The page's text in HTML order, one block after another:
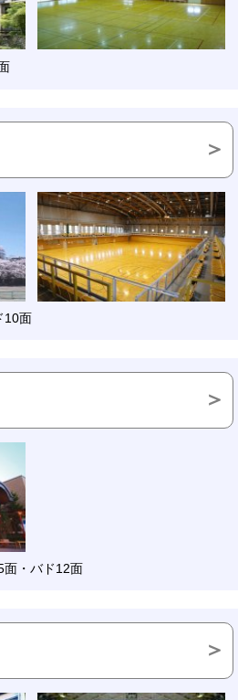
10面
面・バド12面